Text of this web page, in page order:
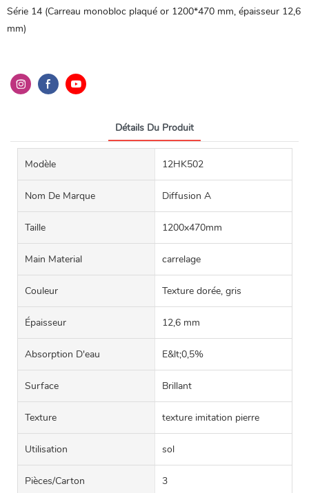
Série 14 (Carreau monobloc plaqué or 1200*470 mm, épaisseur 12,6
mm)
Détails Du Produit
Modèle 12HK502
Nom De Marque Diffusion A
Taille 1200x470mm
Main Material carrelage
Couleur Texture dorée, gris
Épaisseur 12,6 mm
Absorption D'eau E&lt;0,5%
Surface Brillant
Texture texture imitation pierre
Utilisation sol
Pièces/carton 3